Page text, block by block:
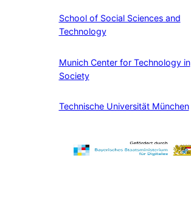
School of Social Sciences and
Technology
Munich Center for Technology in
Society
Technische Universität München